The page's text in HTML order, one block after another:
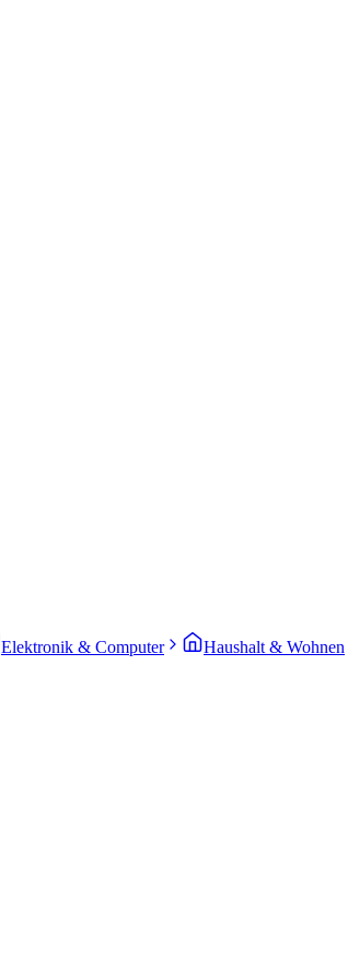
Elektronik & Computer Haushalt & Wohnen